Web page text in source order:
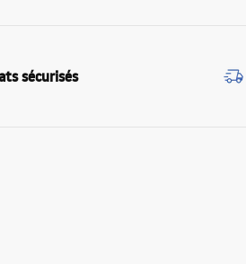
sécurisés